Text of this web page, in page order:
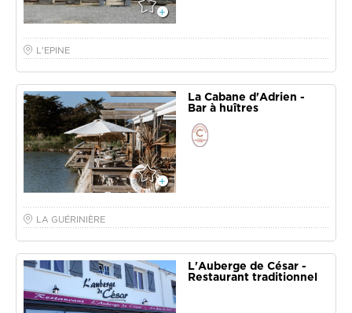
L'EPINE
La Cabane d'Adrien -
Bar à huîtres
LA GUÉRINIÈRE
L'Auberge de César -
Restaurant traditionnel